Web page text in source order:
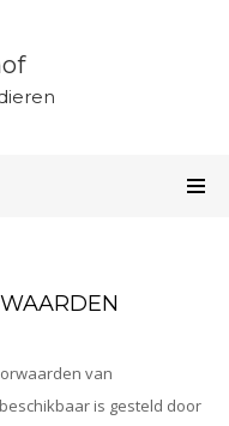
van
is gesteld door